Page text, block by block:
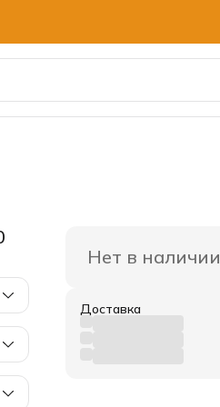
Нет в наличии
Доставка